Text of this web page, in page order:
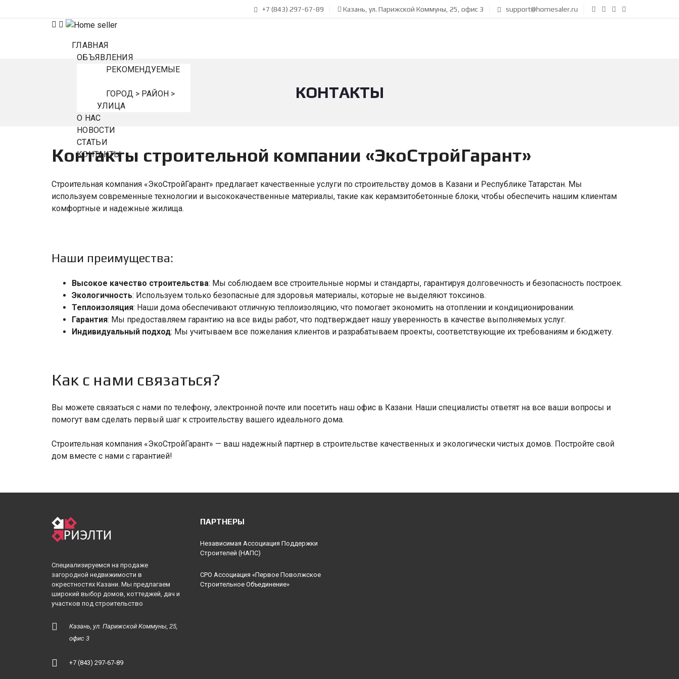
+7 (843) 297-67-89 Казань, ул. Парижской Коммуны, 25, офис 3 support@homesaler.ru
ГЛАВНАЯ
ОБЪЯВЛЕНИЯ
РЕКОМЕНДУЕМЫЕ
ГОРОД > РАЙОН >
УЛИЦА
О НАС
НОВОСТИ
СТАТЬИ
КОНТАКТЫ
КОНТАКТЫ
Контакты строительной компании «ЭкоСтройГарант»
Строительная компания «ЭкоСтройГарант» предлагает качественные услуги по строительству домов в Казани и Республике Татарстан. Мы
используем современные технологии и высококачественные материалы, такие как керамзитобетонные блоки, чтобы обеспечить нашим клиентам
комфортные и надежные жилища.
Наши преимущества:
Высокое качество строительства: Мы соблюдаем все строительные нормы и стандарты, гарантируя долговечность и безопасность построек.
Экологичность: Используем только безопасные для здоровья материалы, которые не выделяют токсинов.
Теплоизоляция: Наши дома обеспечивают отличную теплоизоляцию, что помогает экономить на отоплении и кондиционировании.
Гарантия: Мы предоставляем гарантию на все виды работ, что подтверждает нашу уверенность в качестве выполняемых услуг.
Индивидуальный подход: Мы учитываем все пожелания клиентов и разрабатываем проекты, соответствующие их требованиям и бюджету.
Как с нами связаться?
Вы можете связаться с нами по телефону, электронной почте или посетить наш офис в Казани. Наши специалисты ответят на все ваши вопросы и
помогут вам сделать первый шаг к строительству вашего идеального дома.
Строительная компания «ЭкоСтройГарант» — ваш надежный партнер в строительстве качественных и экологически чистых домов. Постройте свой
дом вместе с нами с гарантией!
Специализируемся на продаже
загородной недвижимости в
окрестностях Казани. Мы предлагаем
широкий выбор домов, коттеджей, дач и
участков под строительство
Казань, ул. Парижской Коммуны, 25,
офис 3
+7 (843) 297-67-89
ПАРТНЕРЫ
Независимая Ассоциация Поддержки
Строителей (НАПС)
СРО Ассоциация «Первое Поволжское
Строительное Объединение»